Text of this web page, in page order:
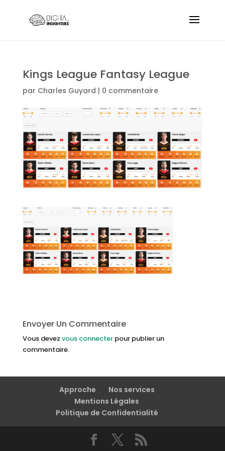
Kings League Fantasy League
par Charles Guyard | 0 commentaire
Envoyer Un Commentaire
Vous devez vous connecterpour publier un
commentaire.
Approche
Nos services
Mentions Légales
Politique de Confidentialité